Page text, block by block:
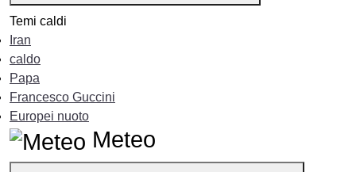
Temi caldi
Iran
caldo
Papa
Francesco Guccini
Europei nuoto
Meteo